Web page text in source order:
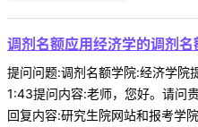
调剂名额应用经济学的调剂名
提问问题:调剂名额学院:经济学
1:43提问内容:老师，您好。请问
回复内容:研究生院网站和报考学